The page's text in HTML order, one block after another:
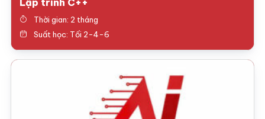
Lập trình C++
Thời gian: 2 tháng
Suất học: Tối 2-4-6